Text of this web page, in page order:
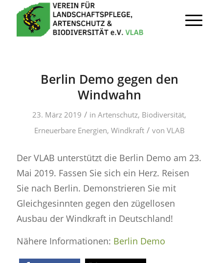
Berlin Demo gegen den
Windwahn
23. März 2019 / inArtenschutz, Biodiversität,
Erneuerbare Energien, Windkraft / von VLAB
Der VLAB unterstützt die Berlin Demo am 23.
Mai 2019. Fassen Sie sich ein Herz. Reisen
Sie nach Berlin. Demonstrieren Sie mit
Gleichgesinnten gegen den zügellosen
Ausbau der Windkraft in Deutschland!
Nähere Informationen: Berlin Demo